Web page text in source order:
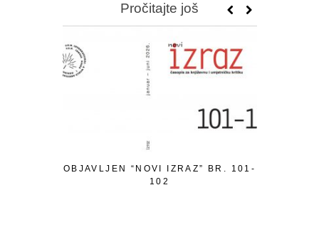
Pročitajte još
OBJAVLJEN “NOVI IZRAZ” BR. 101-
102